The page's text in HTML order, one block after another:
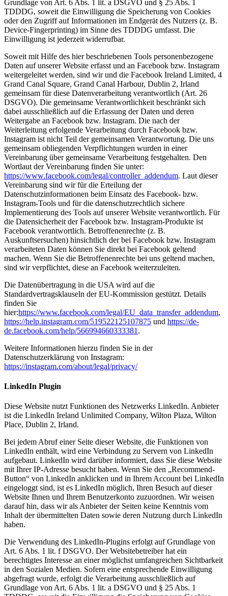
Grundlage von Art. 6 Abs. 1 lit. a DSGVO und § 25 Abs. 1
TDDDG, soweit die Einwilligung die Speicherung von Cookies
oder den Zugriff auf Informationen im Endgerät des Nutzers (z. B.
Device-Fingerprinting) im Sinne des TDDDG umfasst. Die
Einwilligung ist jederzeit widerrufbar.
Soweit mit Hilfe des hier beschriebenen Tools personenbezogene
Daten auf unserer Website erfasst und an Facebook bzw. Instagram
weitergeleitet werden, sind wir und die Facebook Ireland Limited, 4
Grand Canal Square, Grand Canal Harbour, Dublin 2, Irland
gemeinsam für diese Datenverarbeitung verantwortlich (Art. 26
DSGVO). Die gemeinsame Verantwortlichkeit beschränkt sich
dabei ausschließlich auf die Erfassung der Daten und deren
Weitergabe an Facebook bzw. Instagram. Die nach der
Weiterleitung erfolgende Verarbeitung durch Facebook bzw.
Instagram ist nicht Teil der gemeinsamen Verantwortung. Die uns
gemeinsam obliegenden Verpflichtungen wurden in einer
Vereinbarung über gemeinsame Verarbeitung festgehalten. Den
Wortlaut der Vereinbarung finden Sie unter:
https://www.facebook.com/legal/controller_addendum. Laut dieser
Vereinbarung sind wir für die Erteilung der
Datenschutzinformationen beim Einsatz des Facebook- bzw.
Instagram-Tools und für die datenschutzrechtlich sichere
Implementierung des Tools auf unserer Website verantwortlich. Für
die Datensicherheit der Facebook bzw. Instagram-Produkte ist
Facebook verantwortlich. Betroffenenrechte (z. B.
Auskunftsersuchen) hinsichtlich der bei Facebook bzw. Instagram
verarbeiteten Daten können Sie direkt bei Facebook geltend
machen. Wenn Sie die Betroffenenrechte bei uns geltend machen,
sind wir verpflichtet, diese an Facebook weiterzuleiten.
Die Datenübertragung in die USA wird auf die
Standardvertragsklauseln der EU-Kommission gestützt. Details
finden Sie
hier:https://www.facebook.com/legal/EU_data_transfer_addendum,
https://help.instagram.com/519522125107875 und https://de-
de.facebook.com/help/566994660333381 .
Weitere Informationen hierzu finden Sie in der
Datenschutzerklärung von Instagram:
https://instagram.com/about/legal/privacy/
LinkedIn Plugin
Diese Website nutzt Funktionen des Netzwerks LinkedIn. Anbieter
ist die LinkedIn Ireland Unlimited Company, Wilton Plaza, Wilton
Place, Dublin 2, Irland.
Bei jedem Abruf einer Seite dieser Website, die Funktionen von
LinkedIn enthält, wird eine Verbindung zu Servern von LinkedIn
aufgebaut. LinkedIn wird darüber informiert, dass Sie diese Website
mit Ihrer IP-Adresse besucht haben. Wenn Sie den „Recommend-
Button“ von LinkedIn anklicken und in Ihrem Account bei LinkedIn
eingeloggt sind, ist es LinkedIn möglich, Ihren Besuch auf dieser
Website Ihnen und Ihrem Benutzerkonto zuzuordnen. Wir weisen
darauf hin, dass wir als Anbieter der Seiten keine Kenntnis vom
Inhalt der übermittelten Daten sowie deren Nutzung durch LinkedIn
haben.
Die Verwendung des LinkedIn-Plugins erfolgt auf Grundlage von
Art. 6 Abs. 1 lit. f DSGVO. Der Websitebetreiber hat ein
berechtigtes Interesse an einer möglichst umfangreichen Sichtbarkeit
in den Sozialen Medien. Sofern eine entsprechende Einwilligung
abgefragt wurde, erfolgt die Verarbeitung ausschließlich auf
Grundlage von Art. 6 Abs. 1 lit. a DSGVO und § 25 Abs. 1